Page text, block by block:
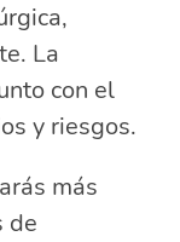
La
con el
y riesgos.
más
de